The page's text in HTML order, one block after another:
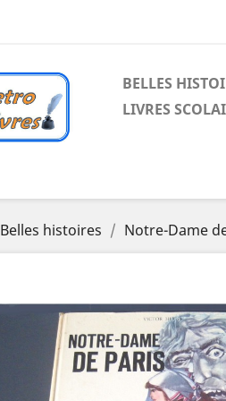
BELLES
LIVRES
Belles histoires Notre-Dame